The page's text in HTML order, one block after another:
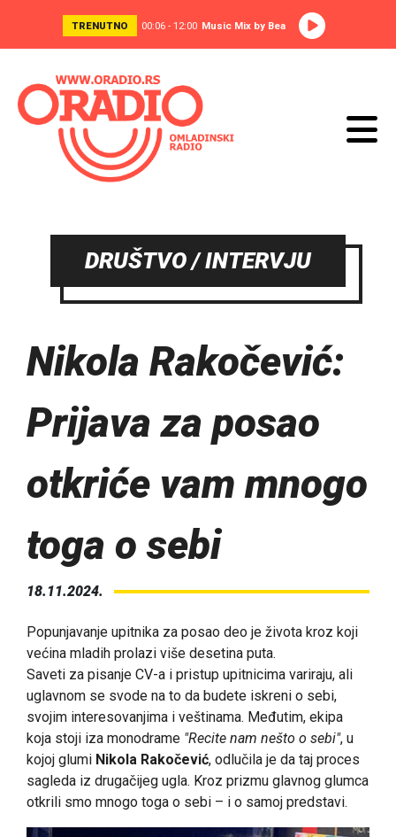
TRENUTNO 00:06 - 12:00 Music Mix by Bea
DRUŠTVO / INTERVJU
Nikola Rakočević:
Prijava za posao
otkriće vam mnogo
toga o sebi
18.11.2024.
Popunjavanje upitnika za posao deo je života kroz koji
većina mladih prolazi više desetina puta.
Saveti za pisanje CV-a i pristup upitnicima variraju, ali
uglavnom se svode na to da budete iskreni o sebi,
svojim interesovanjima i veštinama. Međutim, ekipa
koja stoji iza monodrame "Recite nam nešto o sebi", u
kojoj glumi Nikola Rakočević, odlučila je da taj proces
sagleda iz drugačijeg ugla. Kroz prizmu glavnog glumca
otkrili smo mnogo toga o sebi – i o samoj predstavi.